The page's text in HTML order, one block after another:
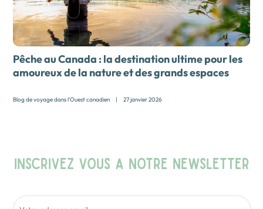
Pêche au Canada : la destination ultime pour les
amoureux de la nature et des grands espaces
Blog de voyage dans l'Ouest canadien | 27 janvier 2026
INSCRIVEZ VOUS A NOTRE NEWSLETTER